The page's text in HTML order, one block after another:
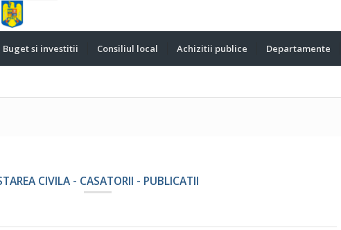
Buget si investitii Consiliul local Achizitii publice Departamente
CIVILA - CASATORII - PUBLICATII